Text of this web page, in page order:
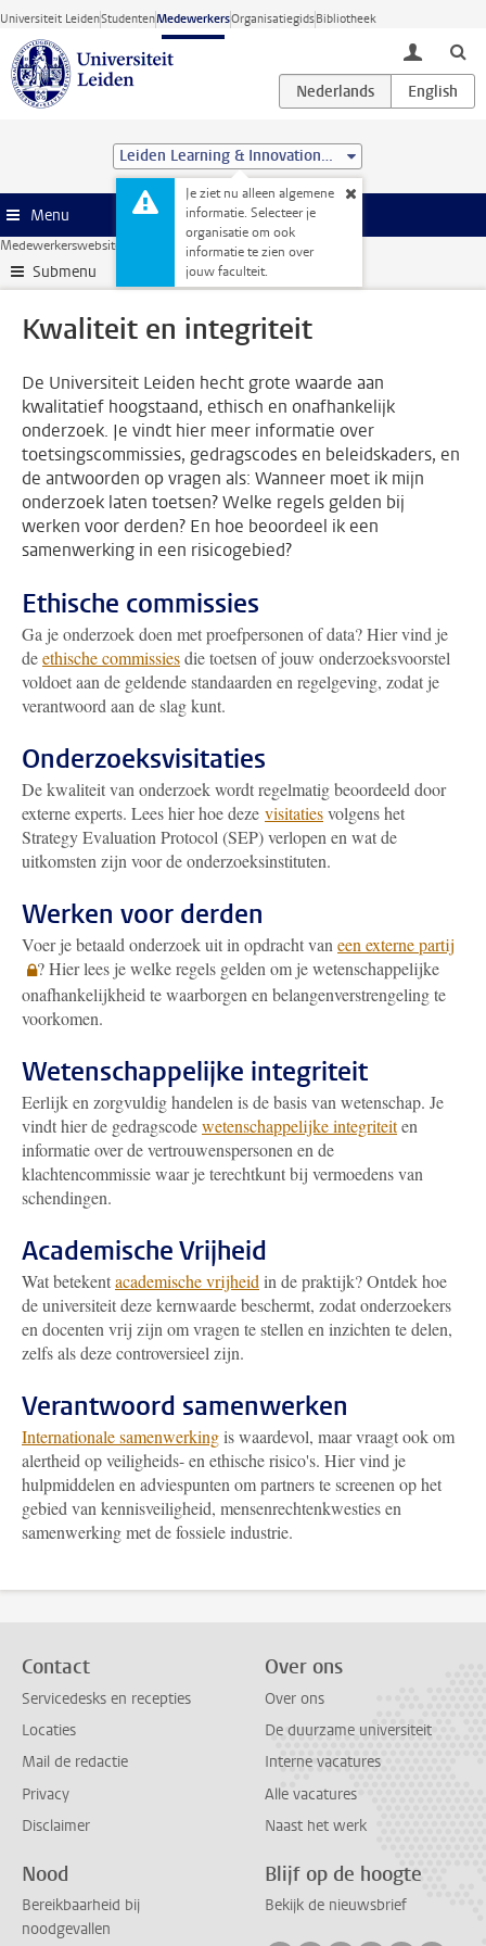
Ga direct naar de inhoud
Universiteit LeidenStudentenMedewerkersOrganisatiegidsBibliotheek
toggle
Leiden Learning & Innovation Centre
Je ziet nu alleen algemene
informatie. Selecteer je
organisatie om ook
informatie te zien over
jouw faculteit.
Menu
Medewerkerswebsite Onderzoek Kwaliteit en integriteit
Submenu
Kwaliteit en integriteit
De Universiteit Leiden hecht grote waarde aan
kwalitatief hoogstaand, ethisch en onafhankelijk
onderzoek. Je vindt hier meer informatie over
toetsingscommissies, gedragscodes en beleidskaders, en
de antwoorden op vragen als: Wanneer moet ik mijn
onderzoek laten toetsen? Welke regels gelden bij
werken voor derden? En hoe beoordeel ik een
samenwerking in een risicogebied?
Ethische commissies
Ga je onderzoek doen met proefpersonen of data? Hier vind je
deethische commissiesdie toetsen of jouw onderzoeksvoorstel
voldoet aan de geldende standaarden en regelgeving, zodat je
verantwoord aan de slag kunt.
Onderzoeksvisitaties
De kwaliteit van onderzoek wordt regelmatig beoordeeld door
externe experts. Lees hier hoe deze visitatiesvolgens het
Strategy Evaluation Protocol (SEP) verlopen en wat de
uitkomsten zijn voor de onderzoeksinstituten.
Werken voor derden
Voer je betaald onderzoek uit in opdracht van een externe partij
? Hier lees je welke regels gelden om je wetenschappelijke
onafhankelijkheid te waarborgen en belangenverstrengeling te
voorkomen.
Wetenschappelijke integriteit
Eerlijk en zorgvuldig handelen is de basis van wetenschap. Je
vindt hier de gedragscodewetenschappelijke integriteiten
informatie over de vertrouwenspersonen en de
klachtencommissie waar je terechtkunt bij vermoedens van
schendingen.
Academische Vrijheid
Wat betekentacademische vrijheidin de praktijk? Ontdek hoe
de universiteit deze kernwaarde beschermt, zodat onderzoekers
en docenten vrij zijn om vragen te stellen en inzichten te delen,
zelfs als deze controversieel zijn.
Verantwoord samenwerken
Internationale samenwerkingis waardevol, maar vraagt ook om
alertheid op veiligheids- en ethische risico's. Hier vind je
hulpmiddelen en adviespunten om partners te screenen op het
gebied van kennisveiligheid, mensenrechtenkwesties en
samenwerking met de fossiele industrie.
Contact
Servicedesks en recepties
Locaties
Mail de redactie
Privacy
Disclaimer
Over ons
Over ons
De duurzame universiteit
Interne vacatures
Alle vacatures
Naast het werk
Nood
Bereikbaarheid bij
noodgevallen
Blijf op de hoogte
Bekijk de nieuwsbrief